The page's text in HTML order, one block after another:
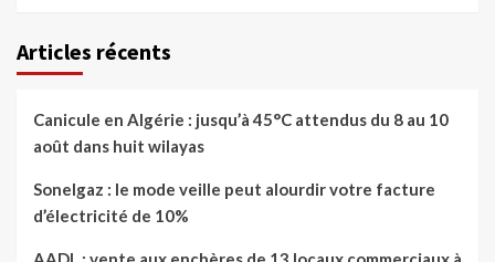
Articles récents
Canicule en Algérie : jusqu’à 45°C attendus du 8 au 10
août dans huit wilayas
Sonelgaz : le mode veille peut alourdir votre facture
d’électricité de 10%